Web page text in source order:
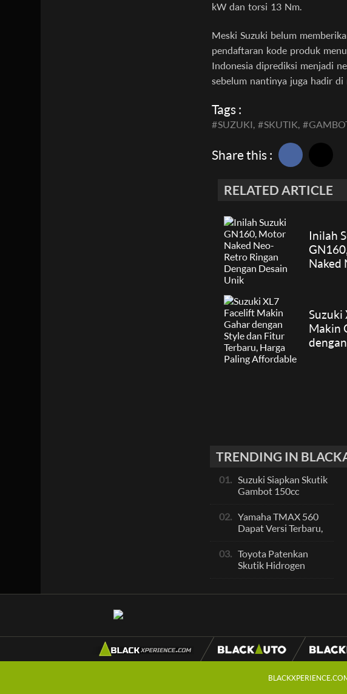
kW dan torsi 13 Nm.
Meski Suzuki belum
pendaftaran kode produk
Indonesia diprediksi menjadi
sebelum nantinya juga hadir
Tags :
#SUZUKI, #SKUTIK, #
Share this :
RELATED ARTICLE
Inilah
Naked
Suzuki
Makin
TRENDING IN
01. Suzuki Siapkan Skutik
Gambot 150cc
PCX, Apa Itu?
02. Yamaha TMAX 560
Dapat Versi Terbaru,
Dengan Performa
Sporty
03. Toyota Patenkan
Skutik Hidrogen